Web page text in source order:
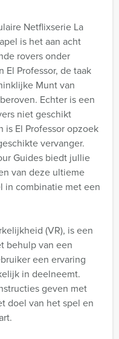
Netflixserie La
is het aan acht
rovers onder
El Professor, de taak
Munt van
Echter is een
niet geschikt
is El Professor opzoek
vervanger.
Guides biedt jullie
van deze ultieme
in combinatie met een
(VR), is een
behulp van een
een ervaring
in deelneemt.
geven met
doel van het spel en